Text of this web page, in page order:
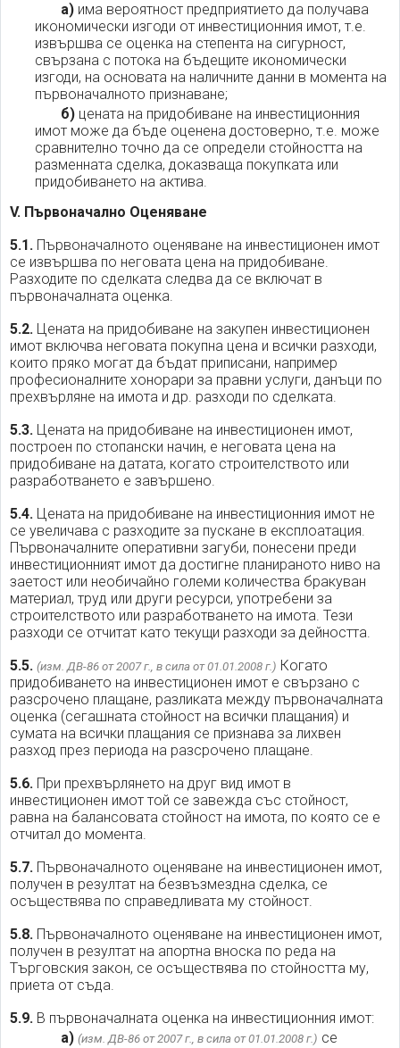
а)има вероятност предприятието да получава
икономически изгоди от инвестиционния имот, т.е.
извършва се оценка на степента на сигурност,
свързана с потока на бъдещите икономически
изгоди, на основата на наличните данни в момента на
първоначалното признаване;
б)цената на придобиване на инвестиционния
имот може да бъде оценена достоверно, т.е. може
сравнително точно да се определи стойността на
разменната сделка, доказваща покупката или
придобиването на актива.
V. Първоначално Оценяване
5.1. Първоначалното оценяване на инвестиционен имот
се извършва по неговата цена на придобиване.
Разходите по сделката следва да се включат в
първоначалната оценка.
5.2. Цената на придобиване на закупен инвестиционен
имот включва неговата покупна цена и всички разходи,
които пряко могат да бъдат приписани, например
професионалните хонорари за правни услуги, данъци по
прехвърляне на имота и др. разходи по сделката.
5.3. Цената на придобиване на инвестиционен имот,
построен по стопански начин, е неговата цена на
придобиване на датата, когато строителството или
разработването е завършено.
5.4. Цената на придобиване на инвестиционния имот не
се увеличава с разходите за пускане в експлоатация.
Първоначалните оперативни загуби, понесени преди
инвестиционният имот да достигне планираното ниво на
заетост или необичайно големи количества бракуван
материал, труд или други ресурси, употребени за
строителството или разработването на имота. Тези
разходи се отчитат като текущи разходи за дейността.
5.5. (изм. ДВ-86 от 2007 г., в сила от 01.01.2008 г.) Когато
придобиването на инвестиционен имот е свързано с
разсрочено плащане, разликата между първоначалната
оценка (сегашната стойност на всички плащания) и
сумата на всички плащания се признава за лихвен
разход през периода на разсрочено плащане.
5.6. При прехвърлянето на друг вид имот в
инвестиционен имот той се завежда със стойност,
равна на балансовата стойност на имота, по която се е
отчитал до момента.
5.7. Първоначалното оценяване на инвестиционен имот,
получен в резултат на безвъзмездна сделка, се
осъществява по справедливата му стойност.
5.8. Първоначалното оценяване на инвестиционен имот,
получен в резултат на апортна вноска по реда на
Търговския закон, се осъществява по стойността му,
приета от съда.
5.9. В първоначалната оценка на инвестиционния имот:
а) (изм. ДВ-86 от 2007 г., в сила от 01.01.2008 г.) се